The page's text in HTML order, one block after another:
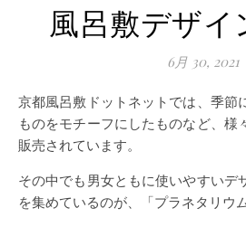
風呂敷デザイ
6月 30, 2021
京都風呂敷ドットネットでは、季節にちなんだものやとある
ものをモチーフにしたものなど、様
販売されています。
その中でも男女ともに使いやすいデ
を集めているのが、「プラネタリウ